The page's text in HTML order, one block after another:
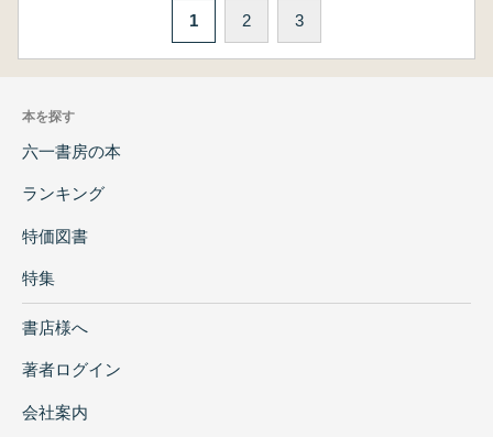
1 2 3
本を探す
六一書房の本
ランキング
特価図書
特集
書店様へ
著者ログイン
会社案内